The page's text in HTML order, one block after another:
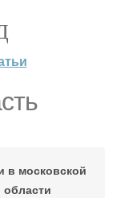
в московской
области